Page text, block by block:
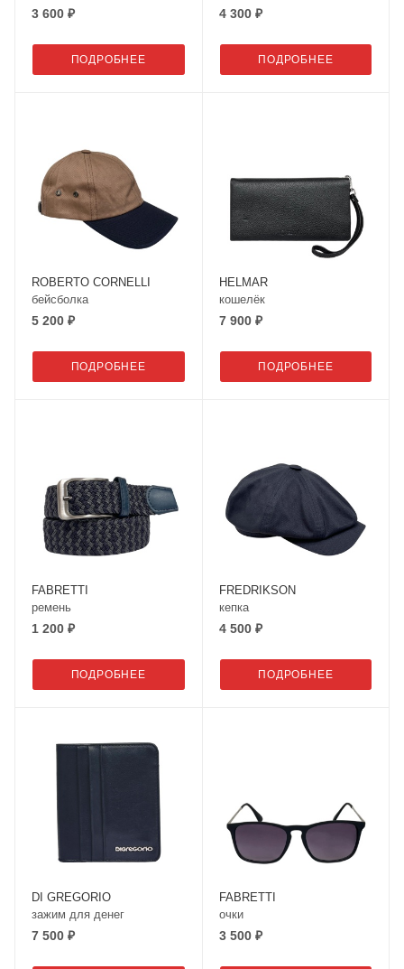
3 600 ₽
ПОДРОБНЕЕ
4 300 ₽
ПОДРОБНЕЕ
ROBERTO CORNELLI
бейсболка
5 200 ₽
ПОДРОБНЕЕ
HELMAR
кошелёк
7 900 ₽
ПОДРОБНЕЕ
FABRETTI
ремень
1 200 ₽
ПОДРОБНЕЕ
FREDRIKSON
кепка
4 500 ₽
ПОДРОБНЕЕ
DI GREGORIO
зажим для денег
7 500 ₽
FABRETTI
очки
3 500 ₽